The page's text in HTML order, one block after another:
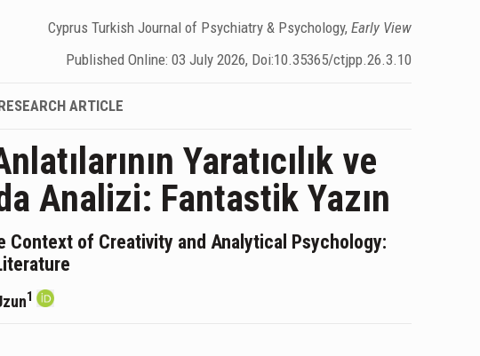
Cyprus Turkish Journal of Psychiatry & Psychology, Early View
Published Online: 03 July 2026, Doi:10.35365/ctjpp.26.3.10
ARTICLE
Yaratıcılık ve
Analizi: Fantastik Yazın
Context of Creativity and Analytical Psychology:
1